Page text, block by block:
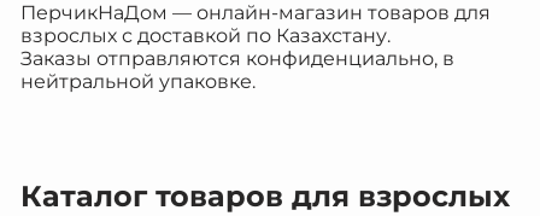
ПерчикНаДом — онлайн-магазин товаров для
взрослых с доставкой по Казахстану.
Заказы отправляются конфиденциально, в
нейтральной упаковке.
Каталог товаров для взрослых